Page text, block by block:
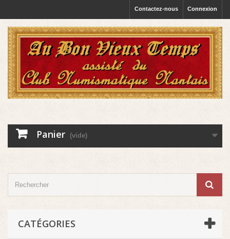
Connexion
Contactez-nous
Panier (vide)
CATÉGORIES